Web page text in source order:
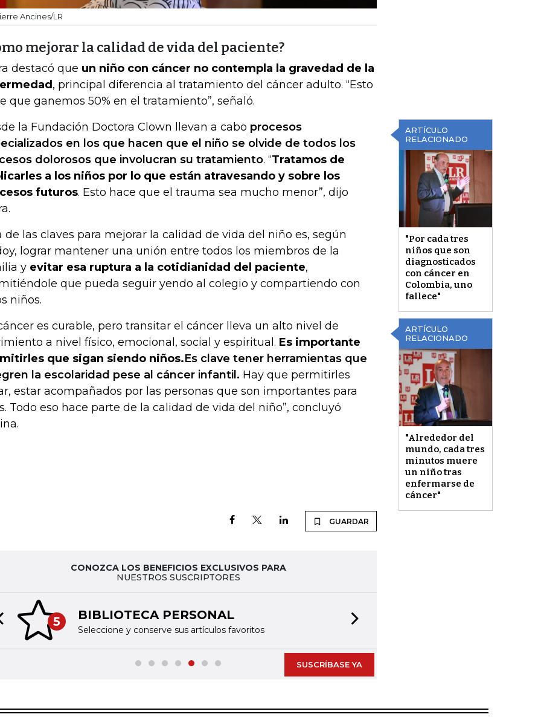
Ancines/LR
mejorar la calidad de vida del paciente?
destacó que un niño con cáncer no contempla la gravedad de la
, principal diferencia al tratamiento del cáncer adulto. “Esto
que ganemos 50% en el tratamiento”, señaló.
ARTÍCULO
RELACIONADO
"Por cada tres
niños que son
diagnosticados
con cáncer en
Colombia, uno
fallece"
la Fundación Doctora Clown llevan a cabo procesos
en los que hacen que el niño se olvide de todos los
dolorosos que involucran su tratamiento. “Tratamos de
a los niños por lo que están atravesando y sobre los
futuros. Esto hace que el trauma sea mucho menor”, dijo
de las claves para mejorar la calidad de vida del niño es, según
lograr mantener una unión entre todos los miembros de la
y evitar esa ruptura a la cotidianidad del paciente,
que pueda seguir yendo al colegio y compartiendo con
niños.
ARTÍCULO
RELACIONADO
"Alrededor del
mundo, cada tres
minutos muere
un niño tras
enfermarse de
cáncer"
es curable, pero transitar el cáncer lleva un alto nivel de
a nivel físico, emocional, social y espiritual. Es importante
que sigan siendo niños.Es clave tener herramientas que
la escolaridad pese al cáncer infantil. Hay que permitirles
estar acompañados por las personas que son importantes para
Todo eso hace parte de la calidad de vida del niño”, concluyó
GUARDAR
CONOZCA LOS BENEFICIOS EXCLUSIVOS PARA
NUESTROS SUSCRIPTORES
5 BIBLIOTECA PERSONAL
Seleccione y conserve sus artículos favoritos
slide
SUSCRÍBASE YA